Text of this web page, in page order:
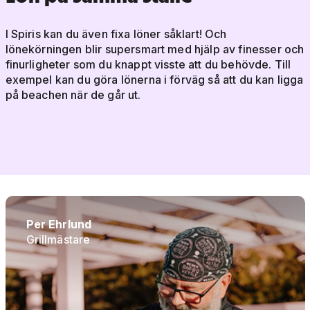
I Spiris kan du även fixa löner såklart! Och
lönekörningen blir supersmart med hjälp av finesser och
finurligheter som du knappt visste att du behövde. Till
exempel kan du göra lönerna i förväg så att du kan ligga
på beachen när de går ut.
Per Ehrlund
Grillmästare